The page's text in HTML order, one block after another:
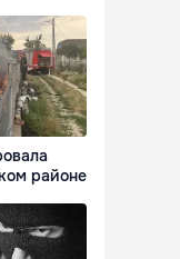
районе